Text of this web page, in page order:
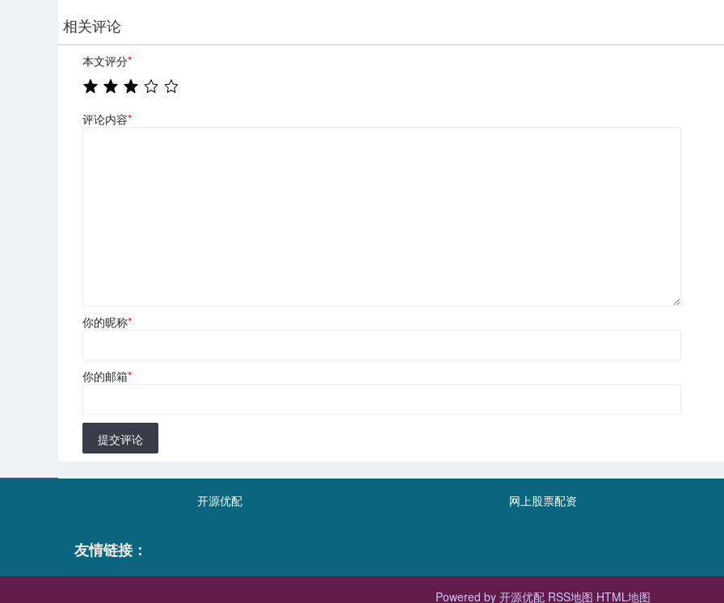
相关评论
本文评分*
评论内容*
你的昵称*
你的邮箱*
提交评论
开源优配 网上股票配资
友情链接：
Powered by 开源优配 RSS地图 HTML地图